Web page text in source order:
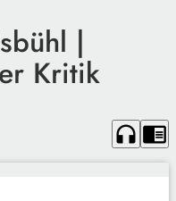
|
Kritik
headphones chrome_reader_mode